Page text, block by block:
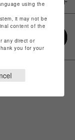
using the
it may not be
content of the
any direct or
you for your